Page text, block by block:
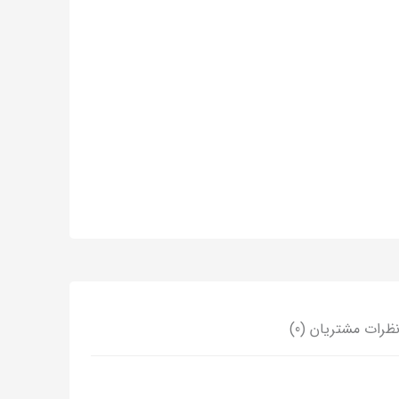
نظرات مشتریان (0)